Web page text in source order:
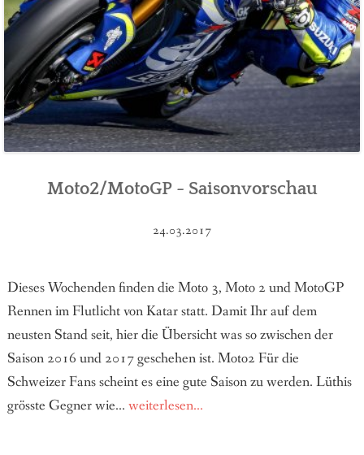
Moto2/MotoGP - Saisonvorschau
24.03.2017
Dieses Wochenden finden die Moto 3, Moto 2 und MotoGP
Rennen im Flutlicht von Katar statt. Damit Ihr auf dem
neusten Stand seit, hier die Übersicht was so zwischen der
Saison 2016 und 2017 geschehen ist. Moto2 Für die
Schweizer Fans scheint es eine gute Saison zu werden. Lüthis
grösste Gegner wie... weiterlesen...